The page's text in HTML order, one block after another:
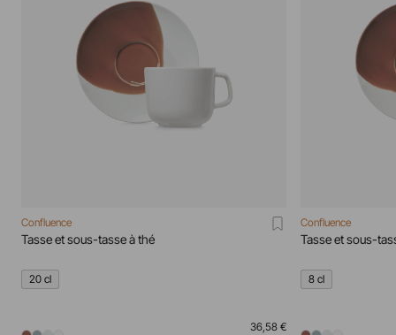
Confluence
Tasse et sous-tasse à thé
20 cl
36,58 €
Confluence
Tasse et sous-
8 cl